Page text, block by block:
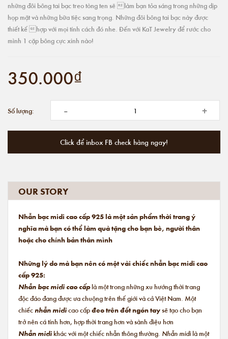
những đôi bông tai bạc treo tòng ten sẽ làm bạn tỏa sáng trong những dịp
họp mặt và những bữa tiệc sang trọng. Những đôi bông tai bạc này được
thiết kế hợp với mọi tính cách đó nhe. Đến với KaT Jewelry để rước cho
mình 1 cặp bông cực xinh nào!
350.000₫
Số lượng: - +
Click để inbox FB check hàng ngay!
OUR STORY
Nhẫn bạc midi cao cấp 925 là một sản phẩm thời trang ý
nghĩa mà bạn có thể làm quà tặng cho bạn bè, người thân
hoặc cho chính bản thân mình
Những lý do mà bạn nên có một vài chiếc nhẫn bạc midi cao
cấp 925:
Nhẫn bạc midi cao cấplà một trong những xu hướng thời trang
độc đáo đang được ưa chuộng trên thế giới và cả Việt Nam. Một
chiếcnhẫn midicao cấpđeo trên đốt ngón taysẽ tạo cho bạn
trở nên cá tính hơn, hợp thời trang hơn và sành điệu hơn
Nhẫn midikhác với một chiếc nhẫn thông thường. Nhẫn midilà một